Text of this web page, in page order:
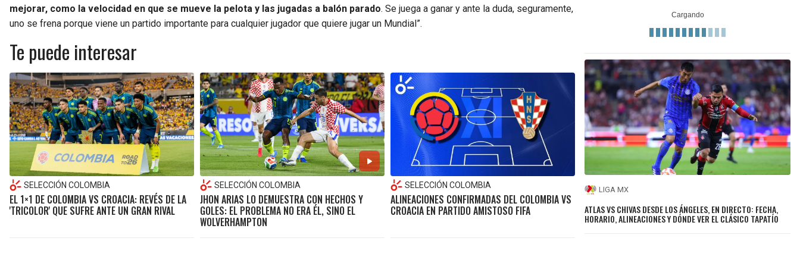
mejorar, como la velocidad en que se mueve la pelota y las jugadas a balón parado. Se juega a ganar y ante la duda, seguramente,
uno se frena porque viene un partido importante para cualquier jugador que quiere jugar un Mundial”.
Te puede interesar
SELECCIÓN COLOMBIA
EL 1×1 DE COLOMBIA VS CROACIA: REVÉS DE LA
'TRICOLOR' QUE SUFRE ANTE UN GRAN RIVAL
SELECCIÓN COLOMBIA
JHON ARIAS LO DEMUESTRA CON HECHOS Y
GOLES: EL PROBLEMA NO ERA ÉL, SINO EL
WOLVERHAMPTON
SELECCIÓN COLOMBIA
ALINEACIONES CONFIRMADAS DEL COLOMBIA VS
CROACIA EN PARTIDO AMISTOSO FIFA
LIGA MX
ATLAS VS CHIVAS DESDE LOS ÁNGELES, EN DIRECTO: FECHA,
HORARIO, ALINEACIONES Y DÓNDE VER EL CLÁSICO TAPATÍO